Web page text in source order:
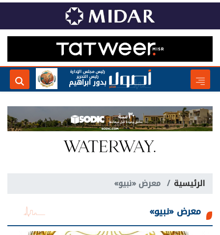
رئيس مجلس الإدارة
رئيس التحرير
بدور ابراهيم
الرئيسية معرض «نبيو»
معرض «نبيو»